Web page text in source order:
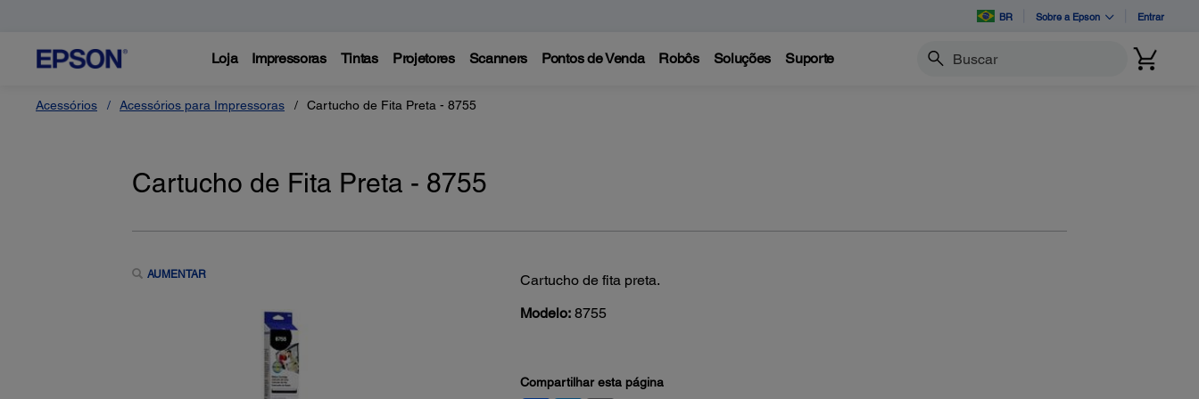
BR Sobre a Epson Entrar
Loja Impressoras Tintas Projetores Scanners Pontos de Venda Robôs Soluções Suporte Buscar
Acessórios Acessórios para Impressoras Cartucho de Fita Preta - 8755
Cartucho de Fita Preta - 8755
AUMENTAR
Cartucho de fita preta.
Modelo: 8755
Compartilhar esta página